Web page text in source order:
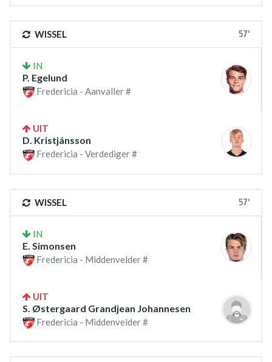
WISSEL 57'
IN
P. Egelund
Fredericia - Aanvaller #
UIT
D. Kristjánsson
Fredericia - Verdediger #
WISSEL 57'
IN
E. Simonsen
Fredericia - Middenvelder #
UIT
S. Østergaard Grandjean Johannesen
Fredericia - Middenvelder #